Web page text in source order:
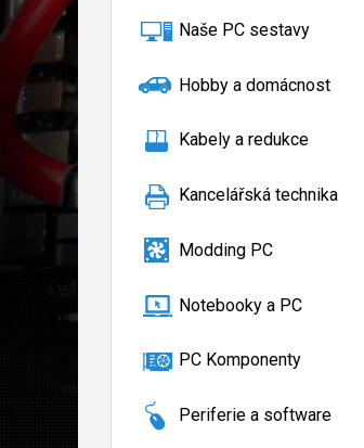
Naše PC sestavy
Hobby a domácnost
Kabely a redukce
Kancelářská technika
Modding PC
Notebooky a PC
PC Komponenty
Periferie a software